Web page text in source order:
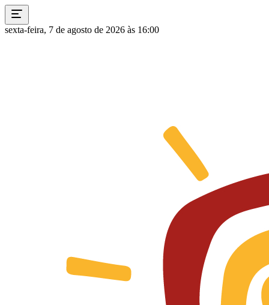
sexta-feira, 7 de agosto de 2026 às 16:00